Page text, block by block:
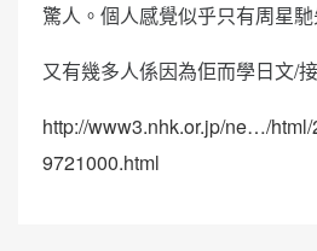
驚人。個人感覺似乎只有周星
又有幾多人係因為佢而學日文/
http://www3.nhk.or.jp/ne…/
9721000.html